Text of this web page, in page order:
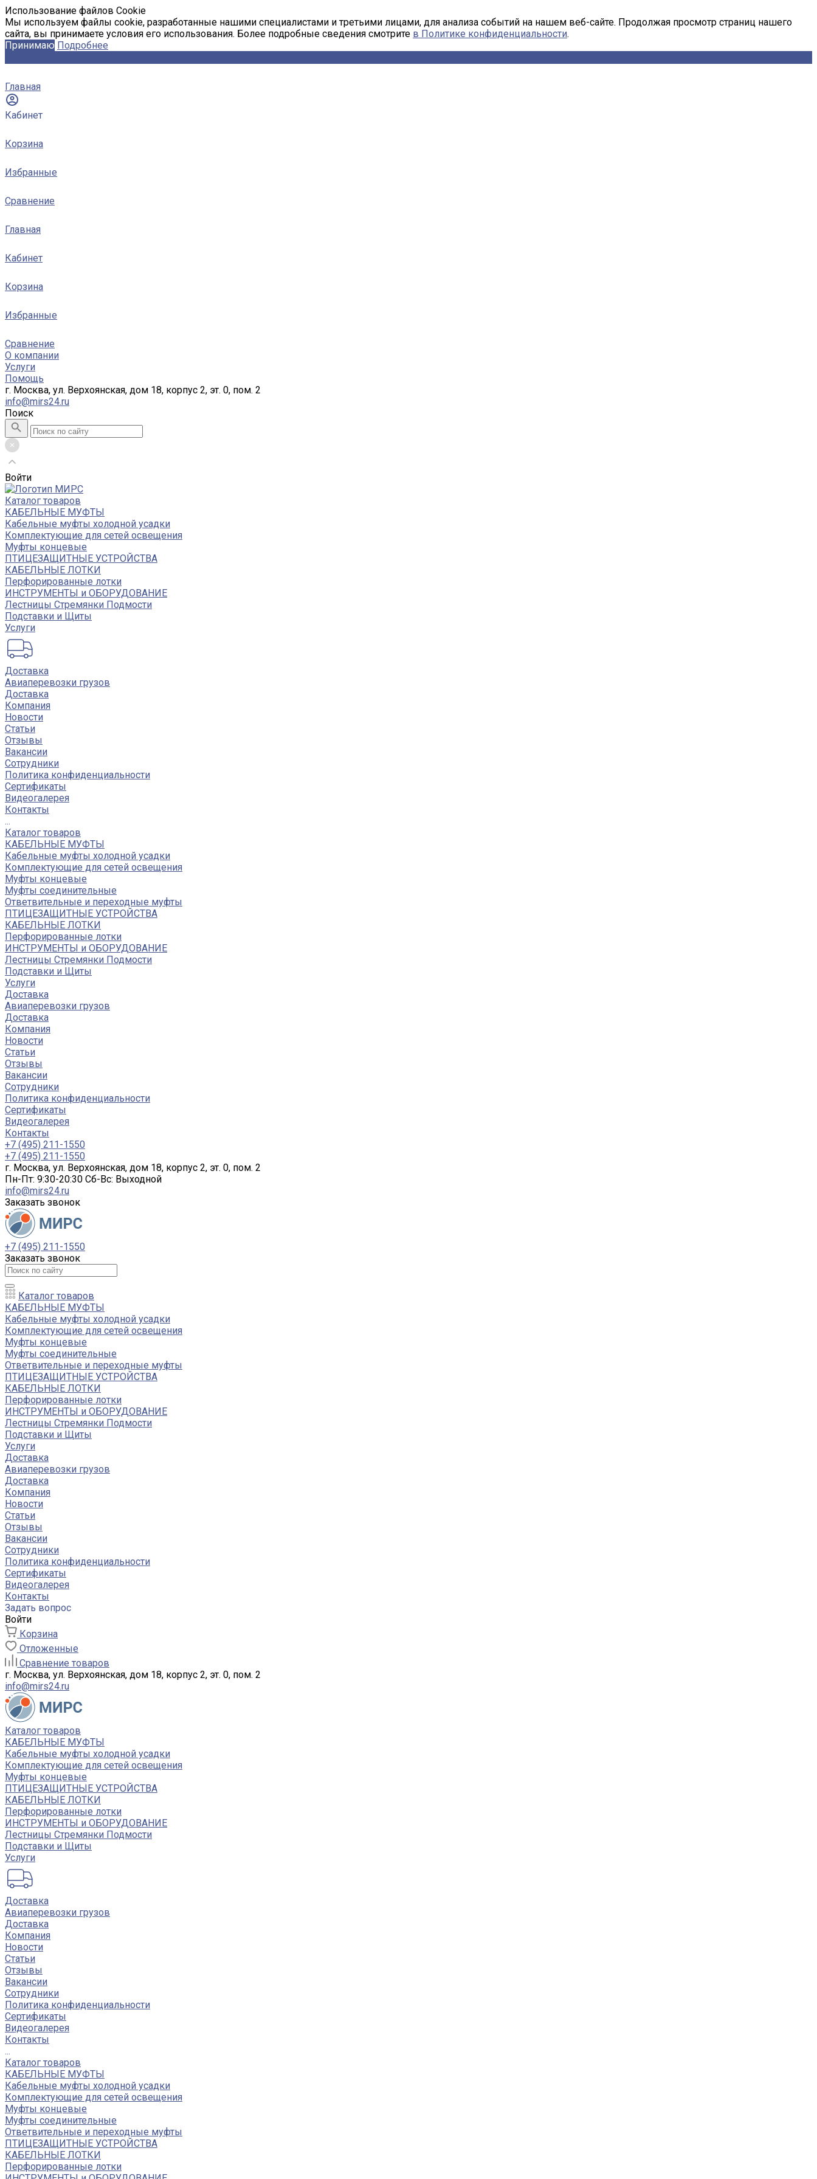
Использование файлов Cookie
Мы используем файлы cookie, разработанные нашими специалистами и третьими лицами, для анализа событий на нашем веб-сайте. Продолжая просмотр страниц нашего
сайта, вы принимаете условия его использования. Более подробные сведения смотрите в Политике конфиденциальности.
Принимаю Подробнее
Главная
Кабинет
Корзина
Избранные
Сравнение
Главная
Кабинет
Корзина
Избранные
Сравнение
О компании
Услуги
Помощь
г. Москва, ул. Верхоянская, дом 18, корпус 2, эт. 0, пом. 2
info@mirs24.ru
Поиск
Войти
Каталог товаров
КАБЕЛЬНЫЕ МУФТЫ
Кабельные муфты холодной усадки
Комплектующие для сетей освещения
Муфты концевые
ПТИЦЕЗАЩИТНЫЕ УСТРОЙСТВА
КАБЕЛЬНЫЕ ЛОТКИ
Перфорированные лотки
ИНСТРУМЕНТЫ и ОБОРУДОВАНИЕ
Лестницы Стремянки Подмости
Подставки и Щиты
Услуги
Доставка
Авиаперевозки грузов
Доставка
Компания
Новости
Статьи
Отзывы
Вакансии
Сотрудники
Политика конфиденциальности
Сертификаты
Видеогалерея
Контакты
...
Каталог товаров
КАБЕЛЬНЫЕ МУФТЫ
Кабельные муфты холодной усадки
Комплектующие для сетей освещения
Муфты концевые
Муфты соединительные
Ответвительные и переходные муфты
ПТИЦЕЗАЩИТНЫЕ УСТРОЙСТВА
КАБЕЛЬНЫЕ ЛОТКИ
Перфорированные лотки
ИНСТРУМЕНТЫ и ОБОРУДОВАНИЕ
Лестницы Стремянки Подмости
Подставки и Щиты
Услуги
Доставка
Авиаперевозки грузов
Доставка
Компания
Новости
Статьи
Отзывы
Вакансии
Сотрудники
Политика конфиденциальности
Сертификаты
Видеогалерея
Контакты
+7 (495) 211-1550
+7 (495) 211-1550
г. Москва, ул. Верхоянская, дом 18, корпус 2, эт. 0, пом. 2
Пн-Пт: 9:30-20:30 Cб-Вс: Выходной
info@mirs24.ru
Заказать звонок
+7 (495) 211-1550
Заказать звонок
Каталог товаров
КАБЕЛЬНЫЕ МУФТЫ
Кабельные муфты холодной усадки
Комплектующие для сетей освещения
Муфты концевые
Муфты соединительные
Ответвительные и переходные муфты
ПТИЦЕЗАЩИТНЫЕ УСТРОЙСТВА
КАБЕЛЬНЫЕ ЛОТКИ
Перфорированные лотки
ИНСТРУМЕНТЫ и ОБОРУДОВАНИЕ
Лестницы Стремянки Подмости
Подставки и Щиты
Услуги
Доставка
Авиаперевозки грузов
Доставка
Компания
Новости
Статьи
Отзывы
Вакансии
Сотрудники
Политика конфиденциальности
Сертификаты
Видеогалерея
Контакты
Задать вопрос
Войти
Корзина
Отложенные
Сравнение товаров
г. Москва, ул. Верхоянская, дом 18, корпус 2, эт. 0, пом. 2
info@mirs24.ru
Каталог товаров
КАБЕЛЬНЫЕ МУФТЫ
Кабельные муфты холодной усадки
Комплектующие для сетей освещения
Муфты концевые
ПТИЦЕЗАЩИТНЫЕ УСТРОЙСТВА
КАБЕЛЬНЫЕ ЛОТКИ
Перфорированные лотки
ИНСТРУМЕНТЫ и ОБОРУДОВАНИЕ
Лестницы Стремянки Подмости
Подставки и Щиты
Услуги
Доставка
Авиаперевозки грузов
Доставка
Компания
Новости
Статьи
Отзывы
Вакансии
Сотрудники
Политика конфиденциальности
Сертификаты
Видеогалерея
Контакты
...
Каталог товаров
КАБЕЛЬНЫЕ МУФТЫ
Кабельные муфты холодной усадки
Комплектующие для сетей освещения
Муфты концевые
Муфты соединительные
Ответвительные и переходные муфты
ПТИЦЕЗАЩИТНЫЕ УСТРОЙСТВА
КАБЕЛЬНЫЕ ЛОТКИ
Перфорированные лотки